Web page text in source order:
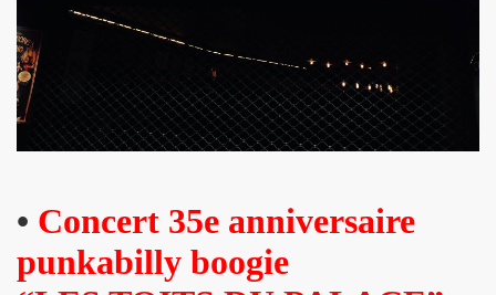
• Concert 35e anniversaire
punkabilly boogie
dedicaces pour son livre "On connaît ma chanson" le
(de LA SOURIS DEGLINGUEE) le 15 decembre 2023 au
(concert "A plein cœur") jouent JOHNNY
dans "TRIBU MOVE" numero 275 (novembre 2023).
2023 par la troupe SAYNETE ET SANS BAVURE au